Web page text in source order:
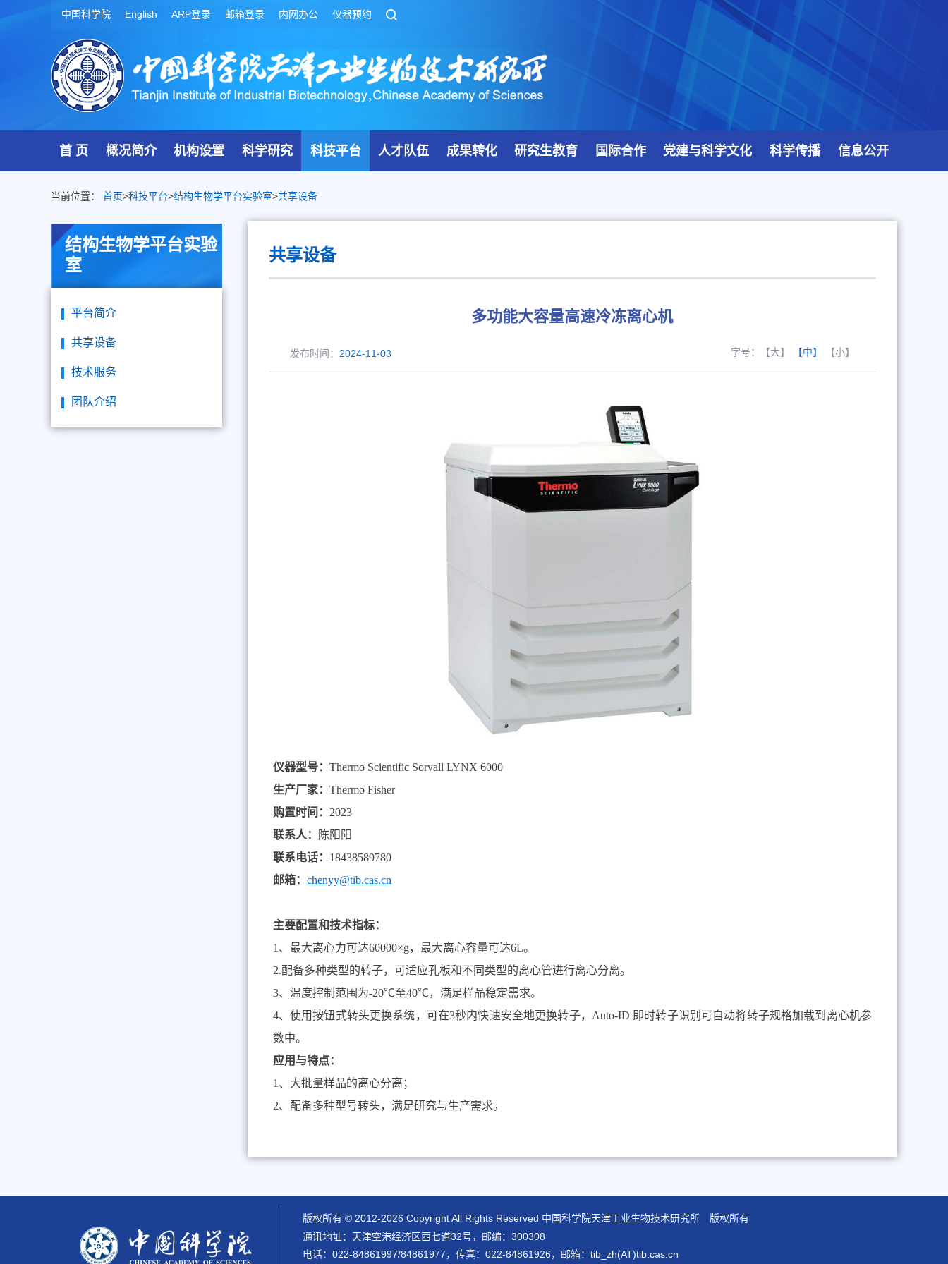
中国科学院 English ARP登录 邮箱登录 内网办公 仪器预约
首 页 概况简介 机构设置 科学研究 科技平台 人才队伍 成果转化 研究生教育 国际合作 党建与科学文化 科学传播 信息公开
当前位置： 首页>科技平台>结构生物学平台实验室>共享设备
结构生物学平台实验
室
平台简介
共享设备
技术服务
团队介绍
共享设备
多功能大容量高速冷冻离心机
发布时间： 2024-11-03 字号： 【大】 【中】 【小】
仪器型号： Thermo Scientific Sorvall LYNX 6000
生产厂家： Thermo Fisher
购置时间： 2023
联系人：
陈阳阳
联系电话： 18438589780
邮箱： chenyy@tib.cas.cn
主要配置和技术指标：
1 、最大离心力可达60000×g，最大离心容量可达6L。
2.配备多种类型的转子，可适应孔板和不同类型的离心管进行离心分离。
3、温度控制范围为-20℃至40℃，满足样品稳定需求。
4、使用按钮式转头更换系统，可在3秒内快速安全地更换转子， Auto-ID 即时转子识别可自动将转子规格加载到离心机参
数中。
应用与特点：
1 、大批量样品的离心分离；
2、配备多种型号转头，满足研究与生产需求。
版权所有 © 2012-2026 Copyright All Rights Reserved 中国科学院天津工业生物技术研究所 版权所有
通讯地址：天津空港经济区西七道32号，邮编：300308
电话：022-84861997/84861977，传真：022-84861926，邮箱：tib_zh(AT)tib.cas.cn